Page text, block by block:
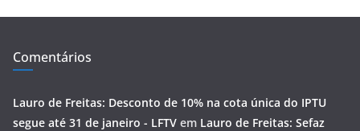
Comentários
Lauro de Freitas: Desconto de 10% na cota única do IPTU
segue até 31 de janeiro - LFTV em Lauro de Freitas: Sefaz